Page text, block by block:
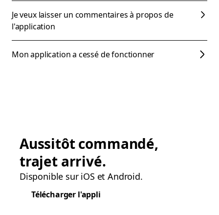
Je veux laisser un commentaires à propos de
l'application
Mon application a cessé de fonctionner
Aussitôt commandé,
trajet arrivé.
Disponible sur iOS et Android.
Télécharger l'appli